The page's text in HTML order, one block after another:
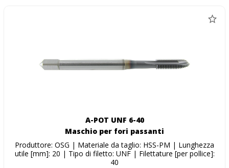
A-POT UNF 6-40
Maschio per fori passanti
Produttore: OSG | Materiale da taglio: HSS-PM | Lunghezza
utile [mm]: 20 | Tipo di filetto: UNF | Filettature [per pollice]:
40